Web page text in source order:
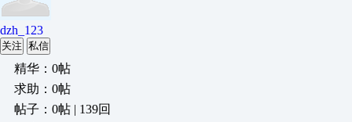
dzh_123
关注 私信
精华：0帖
求助：0帖
帖子：0帖 | 139回